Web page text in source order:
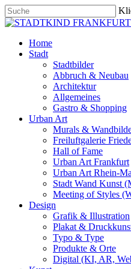
Skip
to
content
Close
search
Menu
Home
Stadt
Stadtbilder
Abbruch & Neubau
Architektur
Allgemeines
Gastro & Shopping
Urban Art
Murals &
Freiluftgalerie
Hall of Fame
Urban Art Frankfurt
Urban Art Rhein-
Stadt Wand Kunst
Meeting of Styles
Design
Grafik & Illustration
Plakat &
Typo & Type
Produkte & Orte
Digital (KI, AR,